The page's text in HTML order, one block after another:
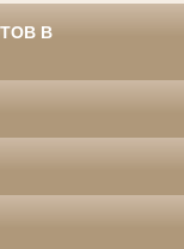
В